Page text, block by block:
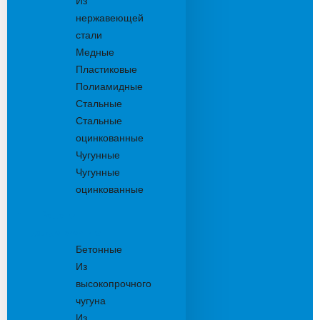
нержавеющей
стали
Медные
Пластиковые
Полиамидные
Стальные
Стальные
оцинкованные
Чугунные
Чугунные
оцинкованные
Бетонные
Из
высокопрочного
чугуна